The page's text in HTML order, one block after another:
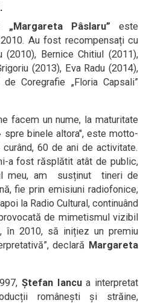
Pâslaru” este
Au fost recompensați cu
Bernice Chitiul (2011),
(2013), Eva Radu (2014),
Coregrafie „Floria Capsali”
facem un nume, la maturitate
binele altora", este motto-
60 de ani de activitate.
a fost răsplătit atât de public,
meu, am susținut tineri de
fie prin emisiuni radiofonice,
la Radio Cultural, continuând
de mimetismul vizibil
în 2010, să inițiez un premiu
declară Margareta
Ștefan Iancua interpretat
românești și străine,